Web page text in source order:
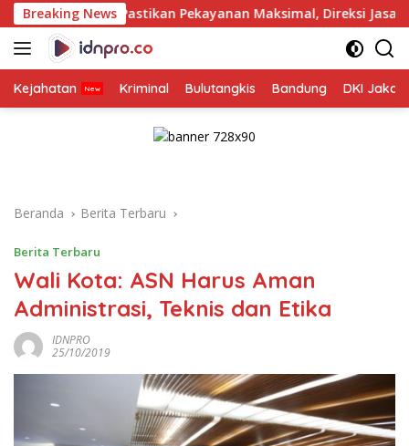
Langsung
ke
konten
Breaking News
Pastikan Pekayanan Maksimal, Direksi Jasa Raharja Tinjau
Kejahatan Kriminal Bulutangkis Bandung DKI
Beranda Berita Terbaru
Berita Terbaru
Wali Kota: ASN Harus Aman
Administrasi, Teknis dan Etika
IDNPRO
25/10/2019